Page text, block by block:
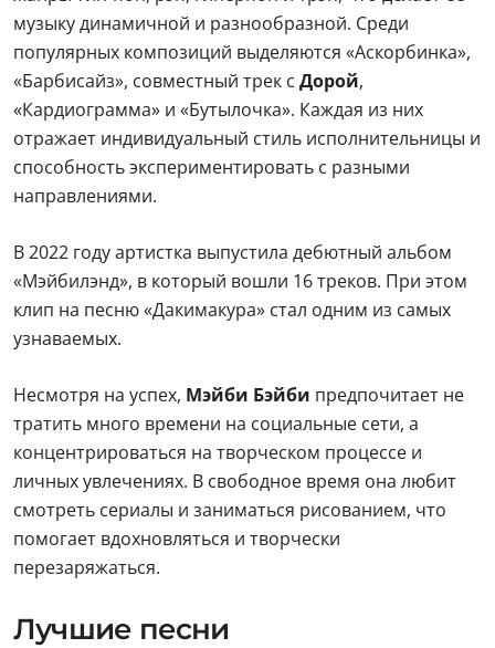
музыку динамичной и разнообразной. Среди
популярных композиций выделяются «Аскорбинка»,
«Барбисайз», совместный трек с Дорой,
«Кардиограмма» и «Бутылочка». Каждая из них
отражает индивидуальный стиль исполнительницы и
способность экспериментировать с разными
направлениями.
В 2022 году артистка выпустила дебютный альбом
«Мэйбилэнд», в который вошли 16 треков. При этом
клип на песню «Дакимакура» стал одним из самых
узнаваемых.
Несмотря на успех, Мэйби Бэйби предпочитает не
тратить много времени на социальные сети, а
концентрироваться на творческом процессе и
личных увлечениях. В свободное время она любит
смотреть сериалы и заниматься рисованием, что
помогает вдохновляться и творчески
перезаряжаться.
Лучшие песни